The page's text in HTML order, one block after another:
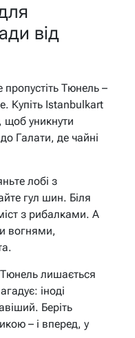
від
Тюнель –
Купіть Istanbulkart
щоб уникнути
Галати, де чайні
лобі з
гул шин. Біля
з рибалками. А
вогнями,
лишається
іноді
Беріть
– і вперед, у